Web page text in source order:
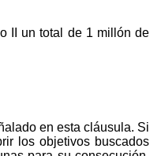
II un total de 1 millón de
en esta cláusula. Si
los objetivos buscados